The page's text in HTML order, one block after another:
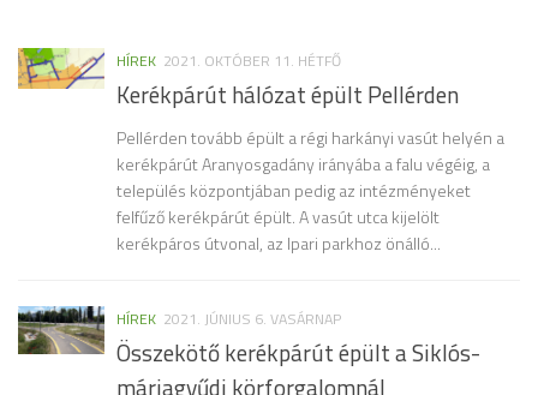
HÍREK 2021. OKTÓBER 11. HÉTFŐ
Kerékpárút hálózat épült Pellérden
Pellérden tovább épült a régi harkányi vasút helyén a
kerékpárút Aranyosgadány irányába a falu végéig, a
település központjában pedig az intézményeket
felfűző kerékpárút épült. A vasút utca kijelölt
kerékpáros útvonal, az Ipari parkhoz önálló...
HÍREK 2021. JÚNIUS 6. VASÁRNAP
Összekötő kerékpárút épült a Siklós-
máriagyűdi körforgalomnál